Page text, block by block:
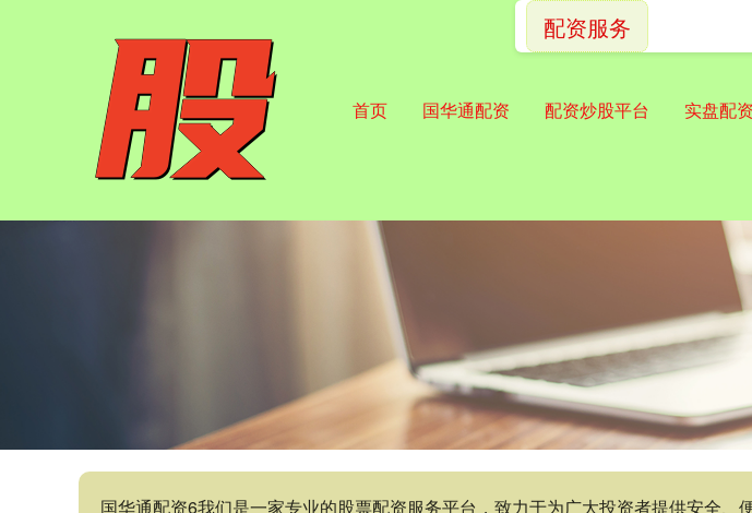
首页 国华通配资 配资炒股平台 实盘配资
国华通配资6我们是一家专业的股票配资服务平台，致力于为广大投资者提供安全
配资服务